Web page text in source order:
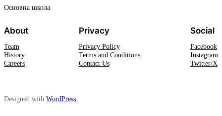
Oсновна школа
About
Team
History
Careers
Privacy
Privacy Policy
Terms and Conditions
Contact Us
Social
Facebook
Instagram
Twitter/X
Designed with WordPress